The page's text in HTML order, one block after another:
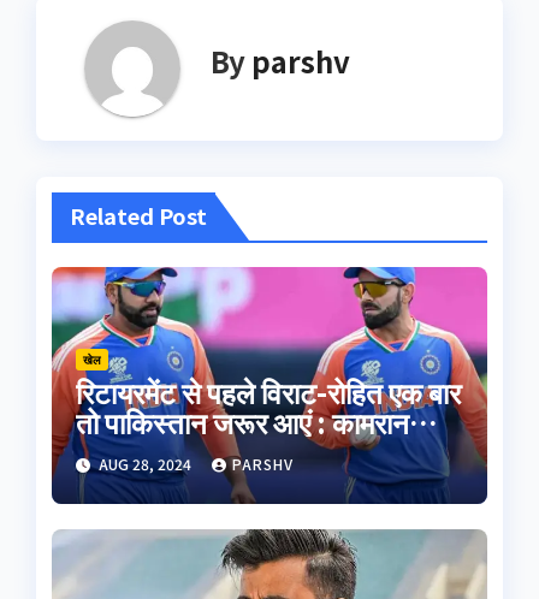
By parshv
Related Post
खेल
रिटायरमेंट से पहले विराट-रोहित एक बार
तो पाकिस्तान जरूर आएं : कामरान
अकमल
AUG 28, 2024 PARSHV